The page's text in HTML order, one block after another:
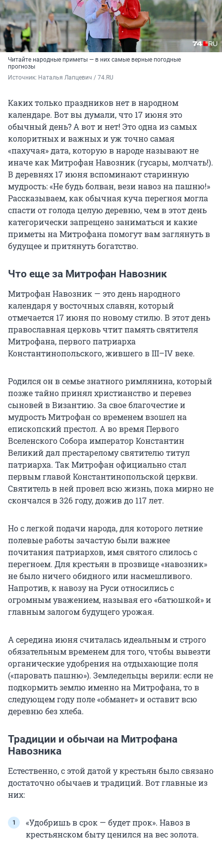
Читайте народные приметы — в них самые верные погодные
прогнозы
Источник: Наталья Лапцевич / 74.RU
Каких только праздников нет в народном
календаре. Вот вы думали, что 17 июня это
обычный день? А вот и нет! Это одна из самых
колоритных и важных и уж точно самая
«пахучая» дата, которую в народе называют не
иначе как Митрофан Навозник (гусары, молчать!).
В деревнях 17 июня вспоминают старинную
мудрость: «Не будь болван, вези навоз на пашню!»
Рассказываем, как обычная куча перегноя могла
спасти от голода целую деревню, чем в этот день
категорически запрещено заниматься и какие
приметы на Митрофана помогут вам заглянуть в
будущее и притянуть богатство.
Что еще за Митрофан Навозник
Митрофан Навозник — это день народного
календаря у восточных славян, который
отмечается 17 июня по новому стилю. В этот день
православная церковь чтит память святителя
Митрофана, первого патриарха
Константинопольского, жившего вIII–IVвеке.
Родился он в семье знатного римлянина, который
позже тайно принял христианство и перевез
сыновей в Византию. За свое благочестие и
мудрость Митрофан со временем взошел на
епископский престол. А во время Первого
Вселенского Собора император Константин
Великий дал престарелому святителю титул
патриарха. Так Митрофан официально стал
первым главой Константинопольской церкви.
Святитель в ней провел всю жизнь, пока мирно не
скончался в 326 году, дожив до 117 лет.
Но с легкой подачи народа, для которого летние
полевые работы зачастую были важнее
почитания патриархов, имя святого слилось с
перегноем. Для крестьян в прозвище «навозник»
не было ничего обидного или насмешливого.
Напротив, к навозу на Руси относились с
огромным уважением, называя его «батюшкой» и
главным залогом будущего урожая.
А середина июня считалась идеальным и строго
обязательным временем для того, чтобы вывезти
органические удобрения на отдыхающие поля
(«паровать пашню»). Земледельцы верили: если не
подкормить землю именно на Митрофана, то в
следующем году поле «обманет» и оставит всю
деревню без хлеба.
Традиции и обычаи на Митрофана
Навозника
Естественно, с этой датой у крестьян было связано
достаточно обычаев и традиций. Вот главные из
них:
«Удобришь в срок — будет прок». Навоз в
крестьянском быту ценился на вес золота.